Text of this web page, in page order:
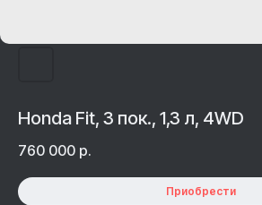
Honda Fit, 3 пок., 1,3 л, 4WD
760 000 р.
Приобрести